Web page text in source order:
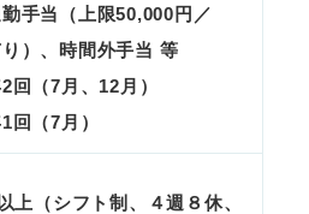
手当（上限50,000円／
）、時間外手当 等
（7月、12月）
（7月）
上（シフト制、４週８休、